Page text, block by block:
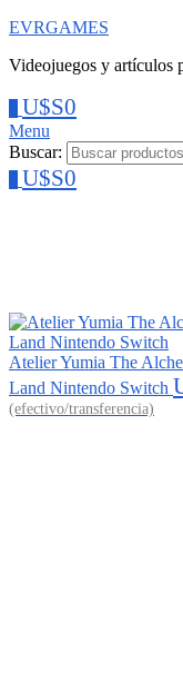
EVRGAMES
Videojuegos y artículos
U$S0
Menu
Buscar:
U$S0
Atelier Yumia The
Land Nintendo Switch